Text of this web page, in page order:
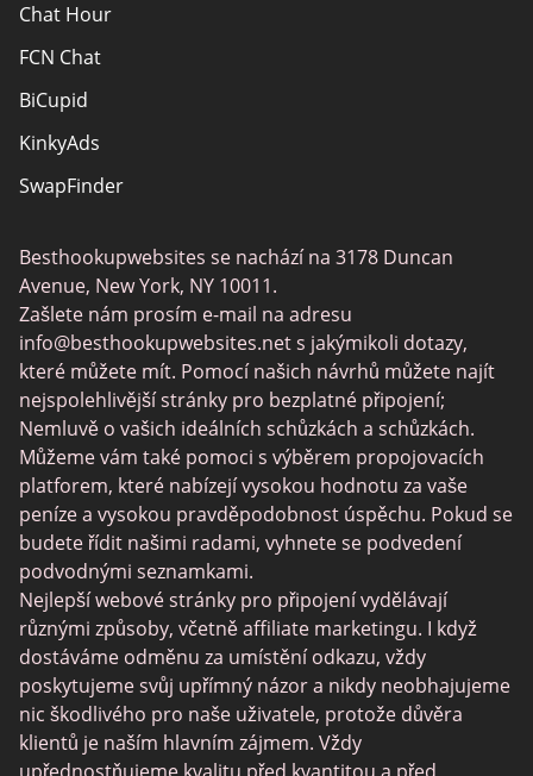
Chat Hour
FCN Chat
BiCupid
KinkyAds
SwapFinder
MyLOL
Swingtowns
Instabang
Besthookupwebsites se nachází na 3178 Duncan
Avenue, New York, NY 10011.
Zašlete nám prosím e-mail na adresu
info@besthookupwebsites.nets jakýmikoli dotazy,
které můžete mít. Pomocí našich návrhů můžete najít
nejspolehlivější stránky pro bezplatné připojení;
Nemluvě o vašich ideálních schůzkách a schůzkách.
Můžeme vám také pomoci s výběrem propojovacích
platforem, které nabízejí vysokou hodnotu za vaše
peníze a vysokou pravděpodobnost úspěchu. Pokud se
budete řídit našimi radami, vyhnete se podvedení
podvodnými seznamkami.
Nejlepší webové stránky pro připojení vydělávají
různými způsoby, včetně affiliate marketingu. I když
dostáváme odměnu za umístění odkazu, vždy
poskytujeme svůj upřímný názor a nikdy neobhajujeme
nic škodlivého pro naše uživatele, protože důvěra
klientů je naším hlavním zájmem. Vždy